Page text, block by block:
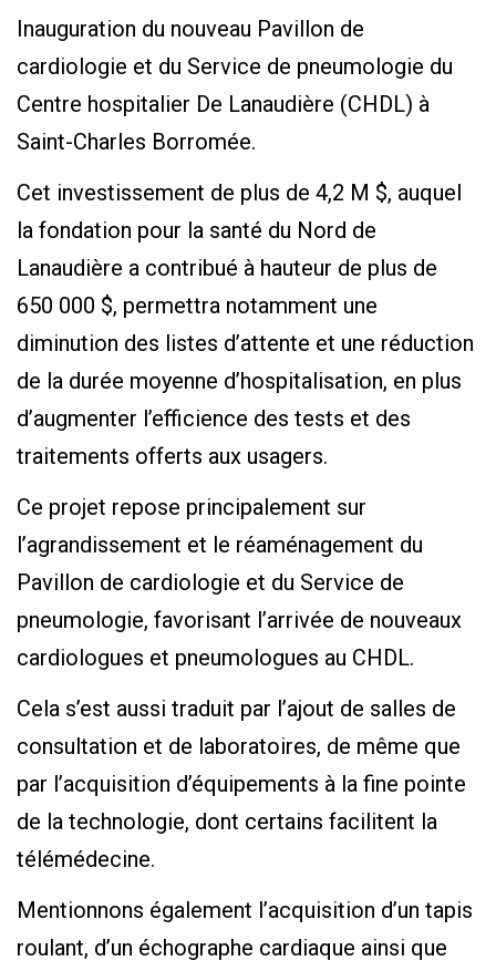
Inauguration du nouveau Pavillon de
cardiologie et du Service de pneumologie du
Centre hospitalier De Lanaudière (CHDL) à
Saint-Charles Borromée.
Cet investissement de plus de 4,2 M $, auquel
la fondation pour la santé du Nord de
Lanaudière a contribué à hauteur de plus de
650 000 $, permettra notamment une
diminution des listes d’attente et une réduction
de la durée moyenne d’hospitalisation, en plus
d’augmenter l’efficience des tests et des
traitements offerts aux usagers.
Ce projet repose principalement sur
l’agrandissement et le réaménagement du
Pavillon de cardiologie et du Service de
pneumologie, favorisant l’arrivée de nouveaux
cardiologues et pneumologues au CHDL.
Cela s’est aussi traduit par l’ajout de salles de
consultation et de laboratoires, de même que
par l’acquisition d’équipements à la fine pointe
de la technologie, dont certains facilitent la
télémédecine.
Mentionnons également l’acquisition d’un tapis
roulant, d’un échographe cardiaque ainsi que